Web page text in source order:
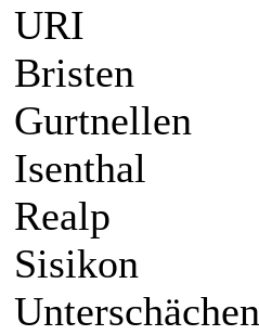
URI
Bristen
Gurtnellen
Isenthal
Realp
Sisikon
Unterschächen